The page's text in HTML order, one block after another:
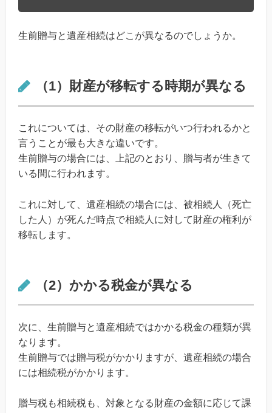
生前贈与と遺産相続はどこが異なるのでしょうか。
（1）財産が移転する時期が異なる
これについては、その財産の移転がいつ行われるかと
言うことが最も大きな違いです。
生前贈与の場合には、上記のとおり、贈与者が生きて
いる間に行われます。
これに対して、遺産相続の場合には、被相続人（死亡
した人）が死んだ時点で相続人に対して財産の権利が
移転します。
（2）かかる税金が異なる
次に、生前贈与と遺産相続ではかかる税金の種類が異
なります。
生前贈与では贈与税がかかりますが、遺産相続の場合
には相続税がかかります。
贈与税も相続税も、対象となる財産の金額に応じて課